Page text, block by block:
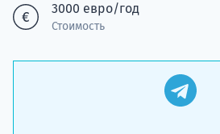
3000 евро/год
Стоимость